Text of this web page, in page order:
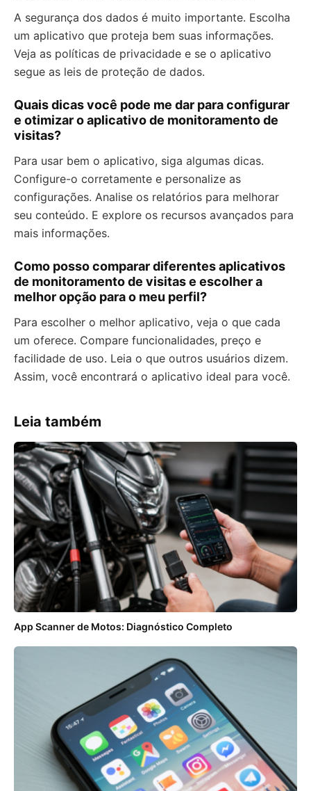
A segurança dos dados é muito importante. Escolha
um aplicativo que proteja bem suas informações.
Veja as políticas de privacidade e se o aplicativo
segue as leis de proteção de dados.
Quais dicas você pode me dar para configurar
e otimizar o aplicativo de monitoramento de
visitas?
Para usar bem o aplicativo, siga algumas dicas.
Configure-o corretamente e personalize as
configurações. Analise os relatórios para melhorar
seu conteúdo. E explore os recursos avançados para
mais informações.
Como posso comparar diferentes aplicativos
de monitoramento de visitas e escolher a
melhor opção para o meu perfil?
Para escolher o melhor aplicativo, veja o que cada
um oferece. Compare funcionalidades, preço e
facilidade de uso. Leia o que outros usuários dizem.
Assim, você encontrará o aplicativo ideal para você.
Leia também
App Scanner de Motos: Diagnóstico Completo